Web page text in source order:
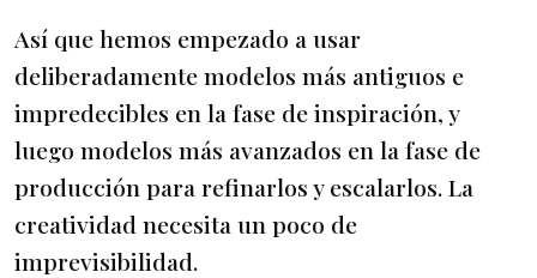
Así que hemos empezado a usar
deliberadamente modelos más antiguos e
impredecibles en la fase de inspiración, y
luego modelos más avanzados en la fase de
producción para refinarlos y escalarlos. La
creatividad necesita un poco de
imprevisibilidad.